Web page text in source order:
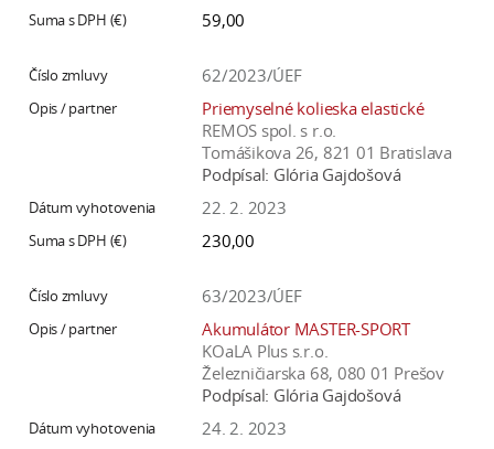
A
59,00
62/2023/ÚEF
Priemyselné kolieska elastické
REMOS spol. s r.o.
Tomášikova 26, 821 01 Bratislava
Podpísal: Glória Gajdošová
22. 2. 2023
230,00
63/2023/ÚEF
Akumulátor MASTER-SPORT
KOaLA Plus s.r.o.
Železničiarska 68, 080 01 Prešov
Podpísal: Glória Gajdošová
24. 2. 2023